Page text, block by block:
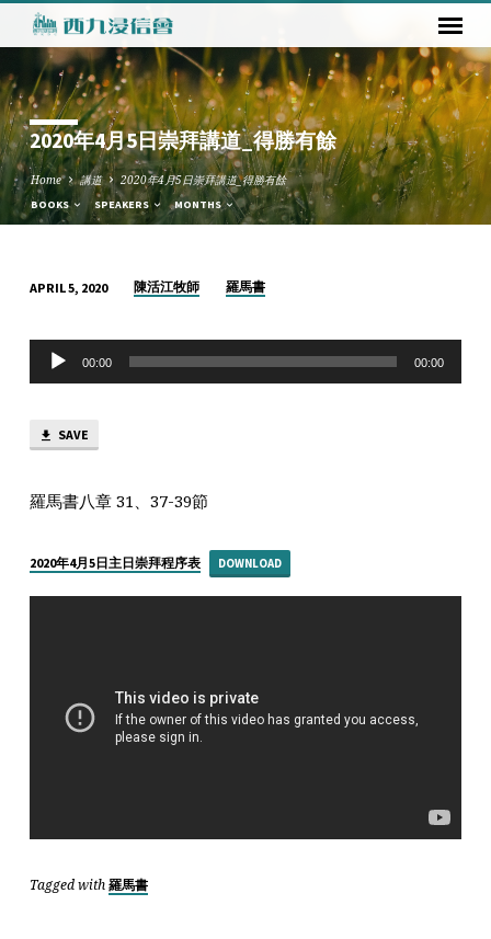
2020年4月5日崇拜講道_得勝有餘
Home 講道 2020年4月5日崇拜講道_得勝有餘
BOOKS SPEAKERS MONTHS
年
月
日
拜
道
_
得
APRIL 5, 2020 陳活江牧師 羅馬書
Audio
Player
00:00 00:00
SAVE
羅馬書八章 31、37-39節
2020年4月5日主日崇拜程序表 DOWNLOAD
Tagged with 羅馬書